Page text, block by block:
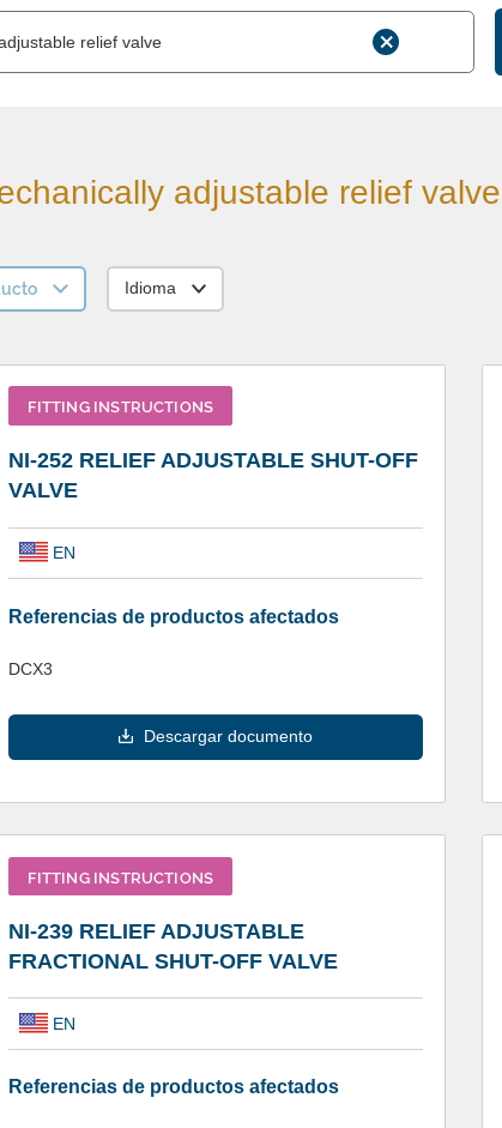
adjustable relief valve
Idioma
FITTING INSTRUCTIONS
NI-252 RELIEF ADJUSTABLE SHUT-OFF
VALVE
EN
Referencias de productos afectados
DCX3
Descargar documento
FITTING INSTRUCTIONS
NI-239 RELIEF ADJUSTABLE
FRACTIONAL SHUT-OFF VALVE
EN
Referencias de productos afectados